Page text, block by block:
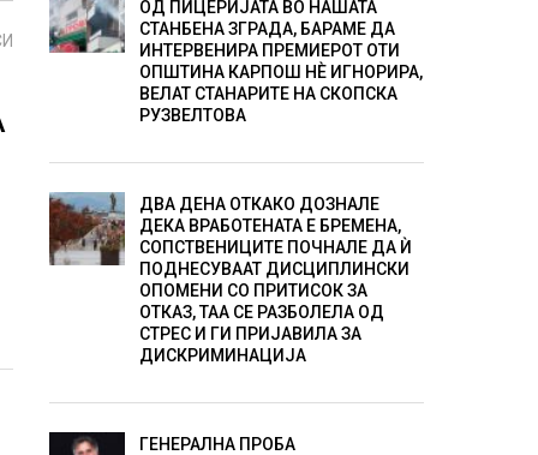
ОД ПИЦЕРИЈАТА ВО НАШАТА
СТАНБЕНА ЗГРАДА, БАРАМЕ ДА
ИНТЕРВЕНИРА ПРЕМИЕРОТ ОТИ
ОПШТИНА КАРПОШ НÈ ИГНОРИРА,
ВЕЛАТ СТАНАРИТЕ НА СКОПСКА
РУЗВЕЛТОВА
ДВА ДЕНА ОТКАКО ДОЗНАЛЕ
ДЕКА ВРАБОТЕНАТА Е БРЕМЕНА,
СОПСТВЕНИЦИТЕ ПОЧНАЛЕ ДА Ѝ
ПОДНЕСУВААТ ДИСЦИПЛИНСКИ
ОПОМЕНИ СО ПРИТИСОК ЗА
ОТКАЗ, ТАА СЕ РАЗБОЛЕЛА ОД
СТРЕС И ГИ ПРИЈАВИЛА ЗА
ДИСКРИМИНАЦИЈА
ГЕНЕРАЛНА ПРОБА